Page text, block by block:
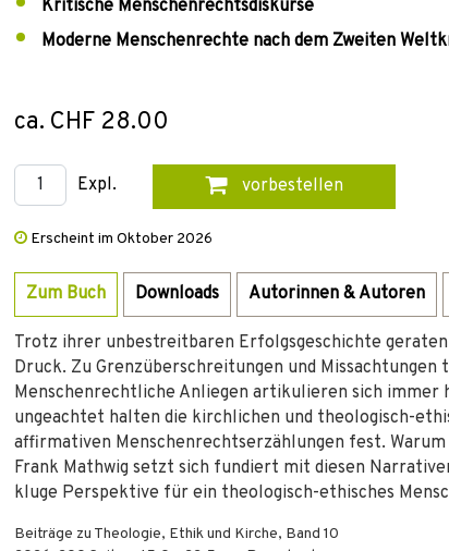
Kritische Menschenrechtsdiskurse
Moderne Menschenrechte nach dem Zweiten
ca. CHF 28.00
Expl. vorbestellen
Erscheint im Oktober 2026
Zum Buch Downloads Autorinnen & Autoren
Trotz ihrer unbestreitbaren Erfolgsgeschichte
Druck. Zu Grenzüberschreitungen und
Menschenrechtliche Anliegen artikulieren sich immer
ungeachtet halten die kirchlichen und theologisch-
affirmativen Menschenrechtserzählungen fest. Warum
Frank Mathwig setzt sich fundiert mit diesen
kluge Perspektive für ein theologisch-ethisches
Beiträge zu Theologie, Ethik und Kirche, Band 10